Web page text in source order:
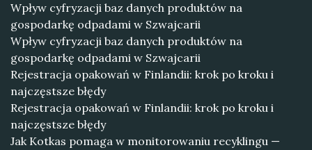
Wpływ cyfryzacji baz danych produktów na
gospodarkę odpadami w Szwajcarii
Wpływ cyfryzacji baz danych produktów na
gospodarkę odpadami w Szwajcarii
Rejestracja opakowań w Finlandii: krok po kroku i
najczęstsze błędy
Rejestracja opakowań w Finlandii: krok po kroku i
najczęstsze błędy
Jak Kotkas pomaga w monitorowaniu recyklingu —